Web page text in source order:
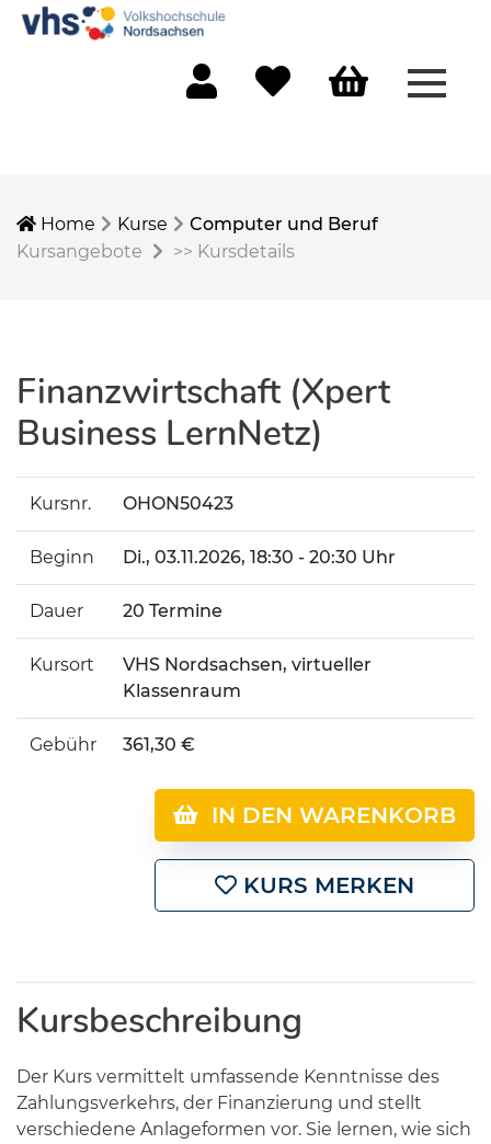
Home Kurse
Computer und Beruf
Kursangebote
>> Kursdetails
Finanzwirtschaft (Xpert
Business LernNetz)
Kursnr. OHON50423
Beginn Di., 03.11.2026, 18:30 - 20:30 Uhr
Dauer 20 Termine
Kursort
VHS Nordsachsen, virtueller
Klassenraum
Gebühr 361,30 €
IN DEN WARENKORB
KURS MERKEN
Kursbeschreibung
Der Kurs vermittelt umfassende Kenntnisse des
Zahlungsverkehrs, der Finanzierung und stellt
verschiedene Anlageformen vor. Sie lernen, wie sich